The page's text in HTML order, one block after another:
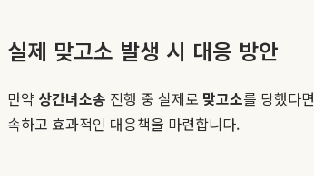
실제 맞고소 발생 시 대응 방안
만약 상간녀소송 진행 중 실제로 맞고소를 당했다
속하고 효과적인 대응책을 마련합니다.